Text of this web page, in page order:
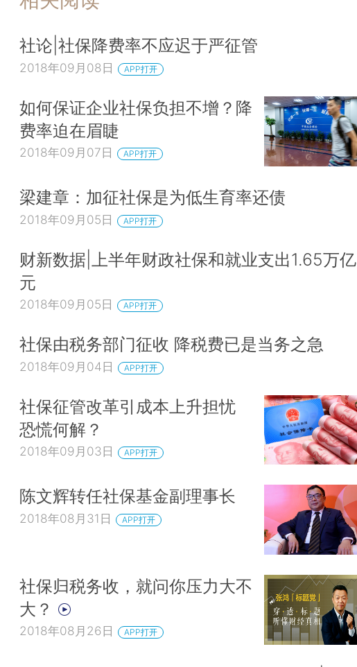
社论|社保降费率不应迟于严征管
2018年09月08日 APP打开
如何保证企业社保负担不增？降
费率迫在眉睫
2018年09月07日 APP打开
梁建章：加征社保是为低生育率还债
2018年09月05日 APP打开
财新数据|上半年财政社保和就业支出1.65万亿
元
2018年09月05日 APP打开
社保由税务部门征收 降税费已是当务之急
2018年09月04日 APP打开
社保征管改革引成本上升担忧
恐慌何解？
2018年09月03日 APP打开
陈文辉转任社保基金副理事长
2018年08月31日 APP打开
社保归税务收，就问你压力大不
大？
2018年08月26日 APP打开